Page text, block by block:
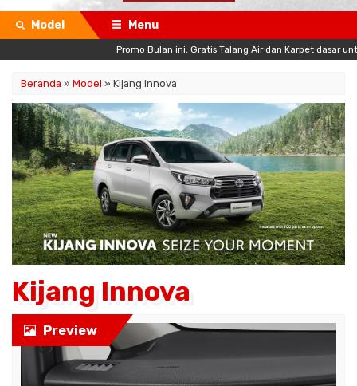
Model Menu
Promo Bulan ini, Gratis Talang Air dan Karpet dasar untuk
Beranda » Model » Kijang Innova
Kijang Innova
Preview